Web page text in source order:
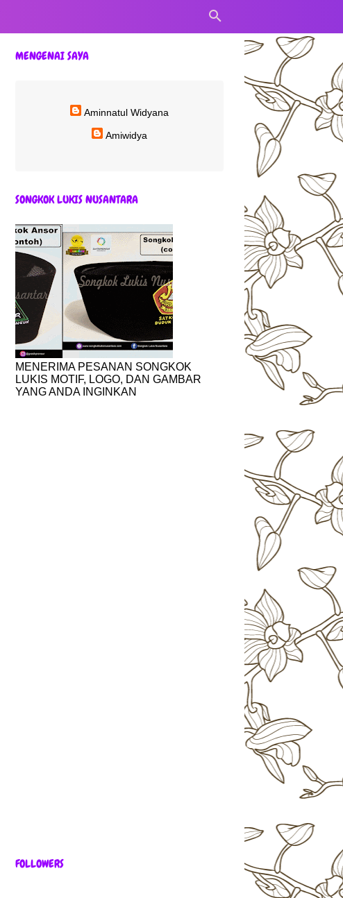
MENGENAI SAYA
Aminnatul Widyana
Amiwidya
SONGKOK LUKIS NUSANTARA
MENERIMA PESANAN SONGKOK
LUKIS MOTIF, LOGO, DAN GAMBAR
YANG ANDA INGINKAN
FOLLOWERS